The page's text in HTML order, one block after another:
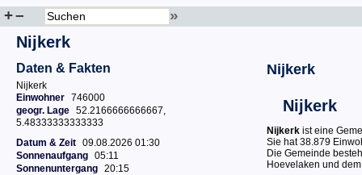
+– »
Nijkerk
Daten & Fakten
Nijkerk
Einwohner 746000
geogr. Lage 52.2166666666667,
5.48333333333333
Datum & Zeit 09.08.2026 01:30
Sonnenaufgang 05:11
Sonnenuntergang 20:15
Nijkerk
Nijkerk
Nijkerk ist eine
Sie hat 38.879
Die Gemeinde
Hoevelaken und